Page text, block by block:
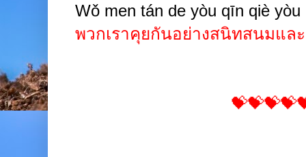
Wǒ men tán de yòu qīn qiè yòu
พวกเราคุยกันอย่างสนิทสนมแล